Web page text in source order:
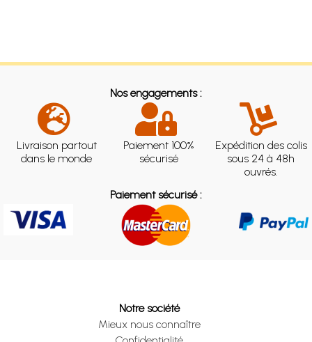
Nos engagements :
Livraison partout
dans le monde
Paiement 100%
sécurisé
Expédition des colis
sous 24 à 48h
ouvrés.
Paiement sécurisé :
Notre société
Mieux nous connaître